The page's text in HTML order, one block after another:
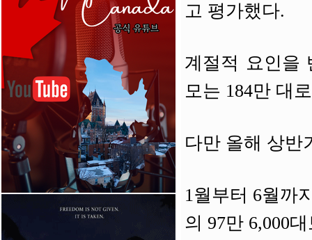
고 평가했다.
계절적 요인을
모는 184만 대
다만 올해 상반
1월부터 6월까
의 97만 6,000